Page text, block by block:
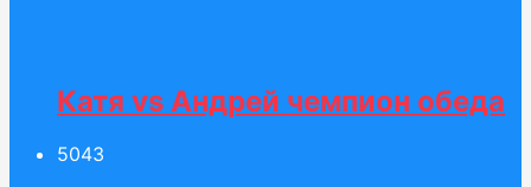
Катя vs Андрей чемпион обеда
5043